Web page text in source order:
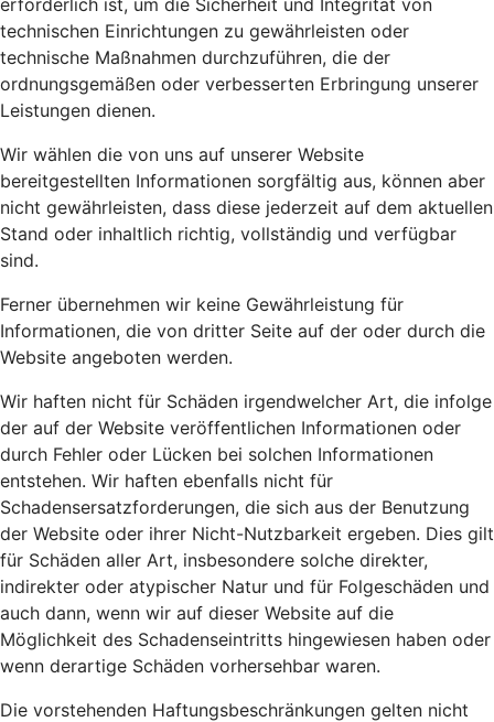
erforderlich ist, um die Sicherheit und Integrität von
technischen Einrichtungen zu gewährleisten oder
technische Maßnahmen durchzuführen, die der
ordnungsgemäßen oder verbesserten Erbringung unserer
Leistungen dienen.
Wir wählen die von uns auf unserer Website
bereitgestellten Informationen sorgfältig aus, können aber
nicht gewährleisten, dass diese jederzeit auf dem aktuellen
Stand oder inhaltlich richtig, vollständig und verfügbar
sind.
Ferner übernehmen wir keine Gewährleistung für
Informationen, die von dritter Seite auf der oder durch die
Website angeboten werden.
Wir haften nicht für Schäden irgendwelcher Art, die infolge
der auf der Website veröffentlichen Informationen oder
durch Fehler oder Lücken bei solchen Informationen
entstehen. Wir haften ebenfalls nicht für
Schadensersatzforderungen, die sich aus der Benutzung
der Website oder ihrer Nicht-Nutzbarkeit ergeben. Dies gilt
für Schäden aller Art, insbesondere solche direkter,
indirekter oder atypischer Natur und für Folgeschäden und
auch dann, wenn wir auf dieser Website auf die
Möglichkeit des Schadenseintritts hingewiesen haben oder
wenn derartige Schäden vorhersehbar waren.
Die vorstehenden Haftungsbeschränkungen gelten nicht